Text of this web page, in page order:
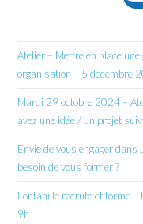
Atelier – Mettre en place
organisation – 5 décembre
Mardi 29 octobre 2024 –
avez une idée / un projet
Envie de vous engager dans
besoin de vous former ?
Fontanille recrute et forme
9h